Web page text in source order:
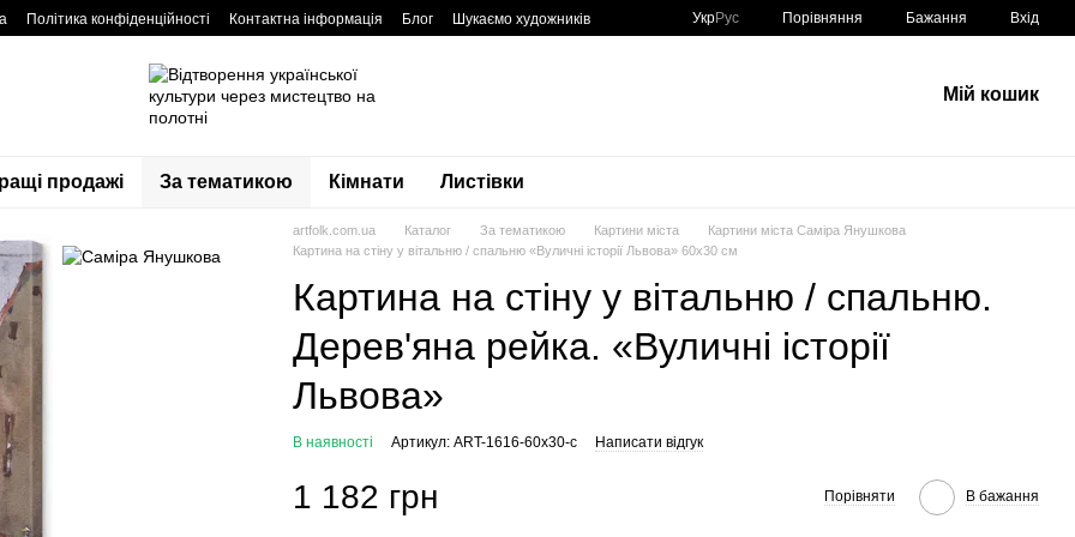
Політика конфіденційності Контактна інформація Блог
Шукаємо художників
УкрРус Порівняння Бажання Вхід
Мій кошик
продажі За тематикою Кімнати Листівки
artfolk.com.ua Каталог За тематикою Картини міста
Картини міста Саміра Янушкова
Картина на стіну у вітальню / спальню «Вуличні історії Львова» 60х30 см
Картина на стіну у вітальню / спальню.
Дерев'яна рейка. «Вуличні історії
Львова»
В наявності Артикул: ART-1616-60x30-c Написати відгук
1 182 грн Порівняти В бажання